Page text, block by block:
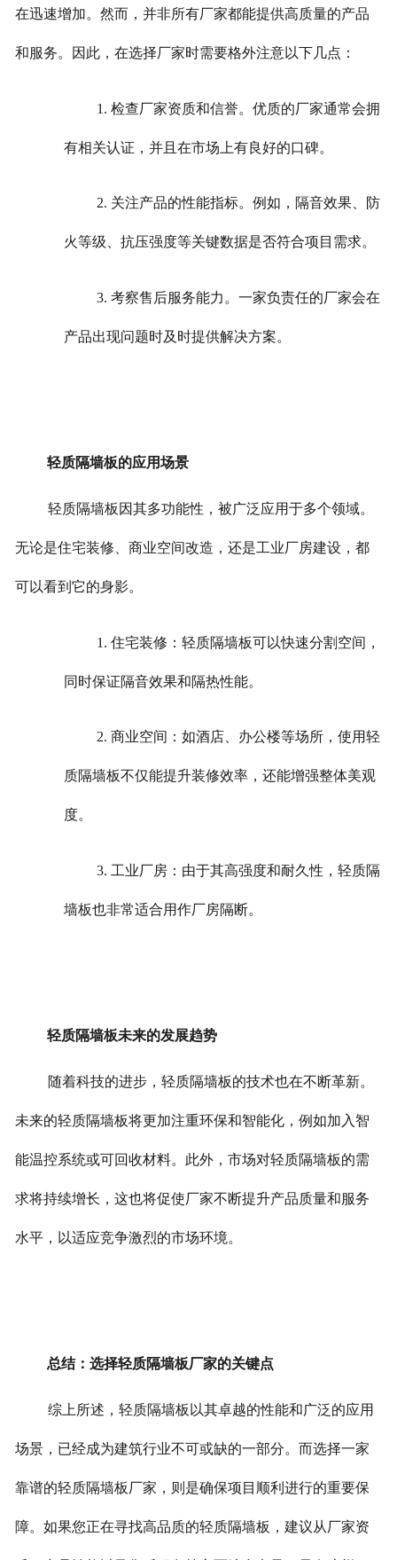
在迅速增加。然而，并非所有厂家都能提供高质量的产品
和服务。因此，在选择厂家时需要格外注意以下几点：
1. 检查厂家资质和信誉。优质的厂家通常会拥
有相关认证，并且在市场上有良好的口碑。
2. 关注产品的性能指标。例如，隔音效果、防
火等级、抗压强度等关键数据是否符合项目需求。
3. 考察售后服务能力。一家负责任的厂家会在
产品出现问题时及时提供解决方案。
轻质隔墙板的应用场景
轻质隔墙板因其多功能性，被广泛应用于多个领域。
无论是住宅装修、商业空间改造，还是工业厂房建设，都
可以看到它的身影。
1. 住宅装修：轻质隔墙板可以快速分割空间，
同时保证隔音效果和隔热性能。
2. 商业空间：如酒店、办公楼等场所，使用轻
质隔墙板不仅能提升装修效率，还能增强整体美观
度。
3. 工业厂房：由于其高强度和耐久性，轻质隔
墙板也非常适合用作厂房隔断。
轻质隔墙板未来的发展趋势
随着科技的进步，轻质隔墙板的技术也在不断革新。
未来的轻质隔墙板将更加注重环保和智能化，例如加入智
能温控系统或可回收材料。 此外，市场对轻质隔墙板的需
求将持续增长，这也将促使厂家不断提升产品质量和服务
水平，以适应竞争激烈的市场环境。
总结：选择轻质隔墙板厂家的关键点
综上所述，轻质隔墙板以其卓越的性能和广泛的应用
场景，已经成为建筑行业不可或缺的一部分。而选择一家
靠谱的轻质隔墙板厂家，则是确保项目顺利进行的重要保
障。 如果您正在寻找高品质的轻质隔墙板，建议从厂家资